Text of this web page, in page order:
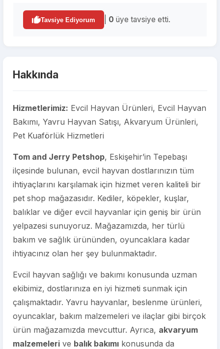
Tavsiye Ediyorum 0 üye tavsiye etti.
Hakkında
Hizmetlerimiz: Evcil Hayvan Ürünleri, Evcil Hayvan
Bakımı, Yavru Hayvan Satışı, Akvaryum Ürünleri,
Pet Kuaförlük Hizmetleri
Tom and Jerry Petshop, Eskişehir’in Tepebaşı
ilçesinde bulunan, evcil hayvan dostlarınızın tüm
ihtiyaçlarını karşılamak için hizmet veren kaliteli bir
pet shop mağazasıdır. Kediler, köpekler, kuşlar,
balıklar ve diğer evcil hayvanlar için geniş bir ürün
yelpazesi sunuyoruz. Mağazamızda, her türlü
bakım ve sağlık ürününden, oyuncaklara kadar
ihtiyacınız olan her şey bulunmaktadır.
Evcil hayvan sağlığı ve bakımı konusunda uzman
ekibimiz, dostlarınıza en iyi hizmeti sunmak için
çalışmaktadır. Yavru hayvanlar, beslenme ürünleri,
oyuncaklar, bakım malzemeleri ve ilaçlar gibi birçok
ürün mağazamızda mevcuttur. Ayrıca, akvaryum
malzemeleri ve balık bakımı konusunda da